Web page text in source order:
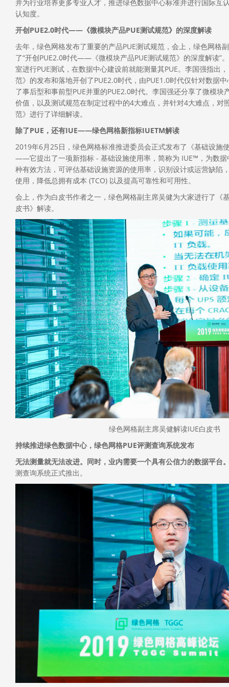
并为行业培养更多专业人才，推进绿色数据中心标准并进行国际互
认知度。
开创PUE2.0时代——《微模块产品PUE测试规范》的深度解读
去年，绿色网格发布了重要的产品PUE测试规范，会上，绿色网格
了“开创PUE2.0时代——《微模块产品PUE测试规范》的深度解读”
室进行PUE测试，在数据中心建设前就能测量其PUE。李国强指出
范》的发布和落地开创了PUE2.0时代，由PUE1.0时代仅针对数据
了事后型和事前型PUE并重的PUE2.0时代。李国强还分享了微模块
价值，以及测试规范在制定过程中的4大难点，并针对4大难点，对
范》进行了详细解读。
除了PUE，还有IUE——绿色网格新指标IUETM解读
2019年6月25日，绿色网格标准推进委员会正式发布了《基础设施
——它提出了一项新指标 - 基础设施使用率，简称为 IUE™，为数据
种有效方法，可评估基础设施资源的使用率，识别设计或运营缺陷
使用，降低总拥有成本 (TCO) 以及提高可靠性和可用性。
会上，作为白皮书作者之一，绿色网格副主席吴健为大家进行了《
皮书》解读。
绿色网格副主席吴健解读IUE白皮书
持续推进绿色数据中心，绿色网格PUE评测查询系统发布
无法测量就无法改进。同时，业内需要一个具有公信力的数据平台
测查询系统正式推出。